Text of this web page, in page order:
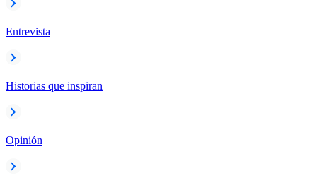
Entrevista
Historias que inspiran
Opinión